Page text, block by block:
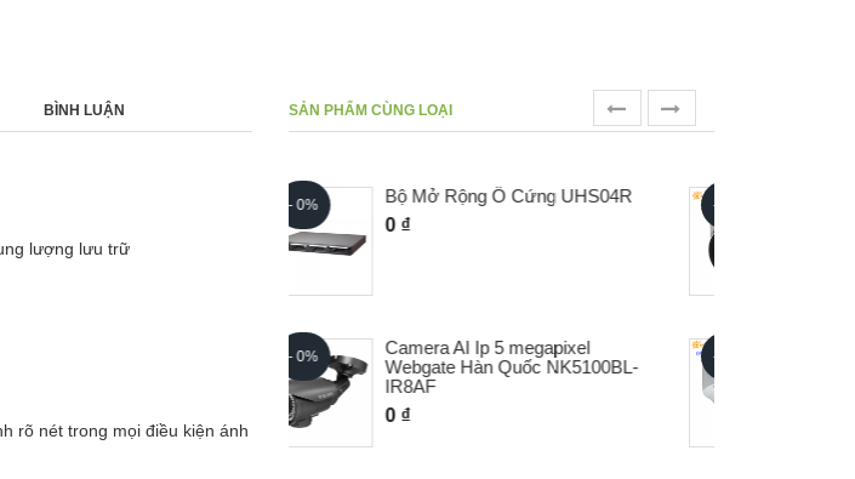
BÌNH LUẬN
lượng lưu trữ
rõ nét trong mọi điều kiện ánh
SẢN PHẨM CÙNG LOẠI
- 0%
Camera IP Dome 5M Webgate
- 0%
Camera IP Dome Ip Webgate Lắp
Ngoài Trời NE5100VD-SIR2-AF